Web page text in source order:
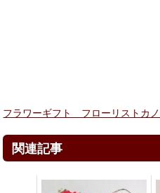
フラワーギフト フローリストカ
関連記事